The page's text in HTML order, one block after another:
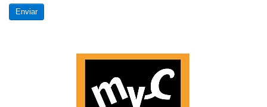
Enviar